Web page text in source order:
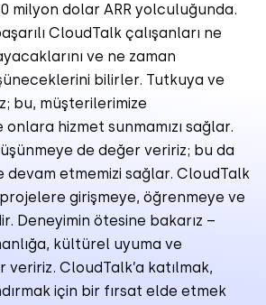
milyon dolar ARR yolculuğunda.
CloudTalk çalışanları ne
ve ne zaman
bilirler. Tutkuya ve
bu, müşterilerimize
onlara hizmet sunmamızı sağlar.
de değer veririz; bu da
devam etmemizi sağlar. CloudTalk
girişmeye, öğrenmeye ve
Deneyimin ötesine bakarız –
kültürel uyuma ve
CloudTalk’a katılmak,
için bir fırsat elde etmek